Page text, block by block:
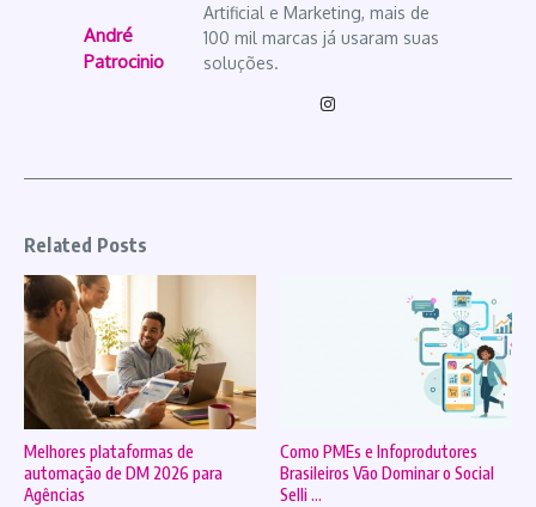
André
Patrocinio
Artificial e Marketing, mais de
100 mil marcas já usaram suas
soluções.
Related Posts
Melhores plataformas de
automação de DM 2026 para
Agências
Como PMEs e Infoprodutores
Brasileiros Vão Dominar o Social
Selli ...